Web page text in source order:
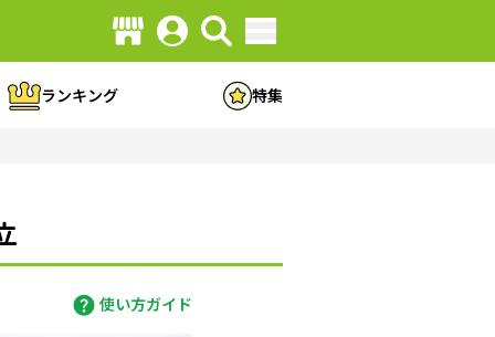
ランキング 特集
使い方ガイド